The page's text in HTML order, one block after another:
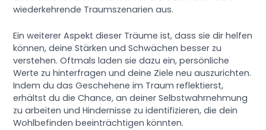
wiederkehrende Traumszenarien aus.
Ein weiterer Aspekt dieser Träume ist, dass sie dir helfen
können, deine Stärken und Schwächen besser zu
verstehen. Oftmals laden sie dazu ein, persönliche
Werte zu hinterfragen und deine Ziele neu auszurichten.
Indem du das Geschehene im Traum reflektierst,
erhältst du die Chance, an deiner Selbstwahrnehmung
zu arbeiten und Hindernisse zu identifizieren, die dein
Wohlbefinden beeinträchtigen könnten.